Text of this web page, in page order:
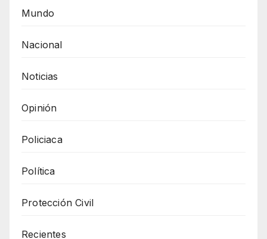
Mundo
Nacional
Noticias
Opinión
Policiaca
Política
Protección Civil
Recientes